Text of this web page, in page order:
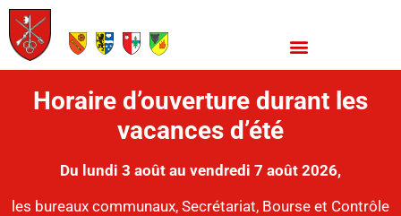
Horaire d’ouverture durant les
vacances d’été
Du lundi 3 août au vendredi 7 août 2026,
les bureaux communaux, Secrétariat, Bourse et Contrôle